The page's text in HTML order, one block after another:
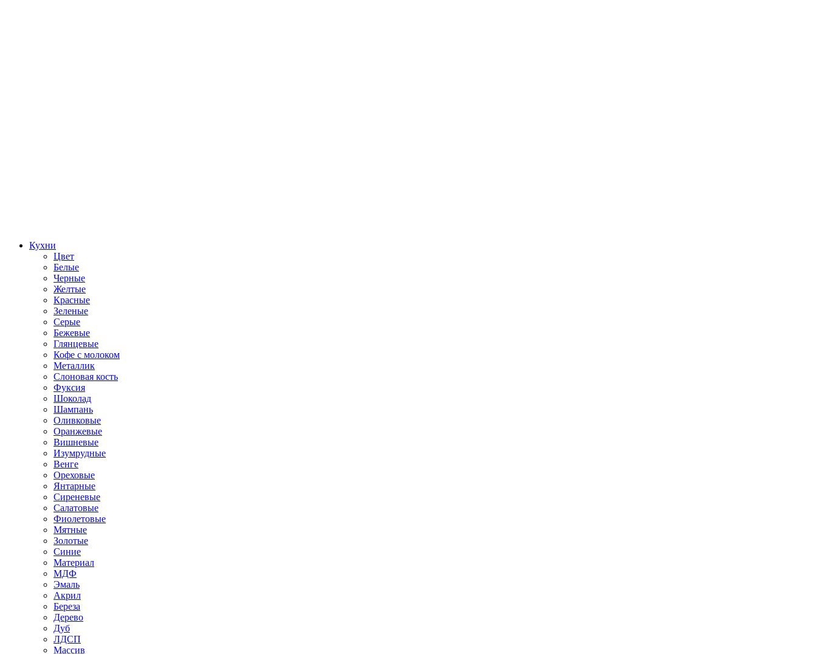
Кухни
Цвет
Белые
Черные
Желтые
Красные
Зеленые
Серые
Бежевые
Глянцевые
Кофе с молоком
Металлик
Слоновая кость
Фуксия
Шоколад
Шампань
Оливковые
Оранжевые
Вишневые
Изумрудные
Венге
Ореховые
Янтарные
Сиреневые
Салатовые
Фиолетовые
Мятные
Золотые
Синие
Материал
МДФ
Эмаль
Акрил
Береза
Дерево
Дуб
ЛДСП
Массив